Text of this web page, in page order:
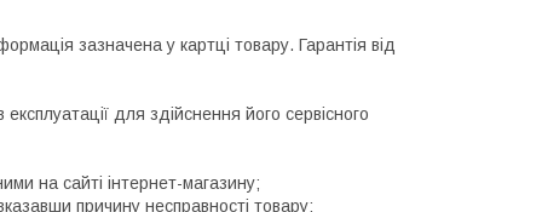
зазначена у картці товару. Гарантія від
для здійснення його сервісного
на сайті інтернет-магазину;
причину несправності товару;